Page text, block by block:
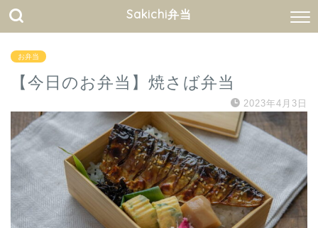
Sakichi弁当
お弁当
【今日のお弁当】焼さば弁当
2023年4月3日